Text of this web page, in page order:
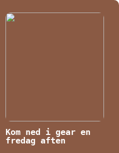
Kom ned i gear en
fredag aften